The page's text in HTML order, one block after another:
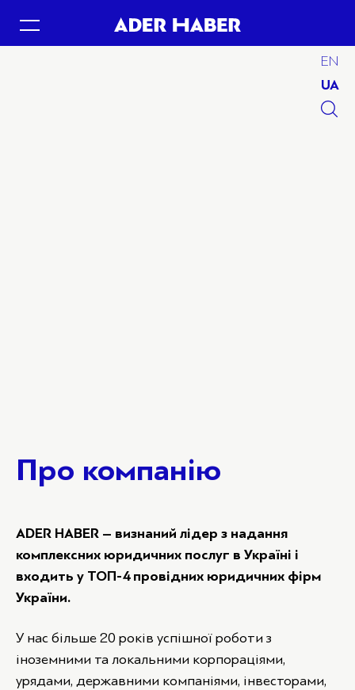
Про компанію
ADER HABER – визнаний лідер з надання
комплексних юридичних послуг в Україні і
входить у ТОП-4 провідних юридичних фірм
України.
У нас більше 20 років успішної роботи з
іноземними та локальними корпораціями,
урядами, державними компаніями, інвесторами,
EN
UA